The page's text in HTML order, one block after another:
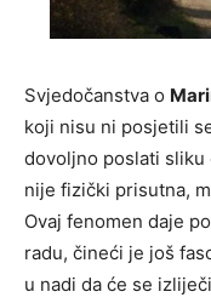
Svjedočanstva o
koji nisu ni posjetili
dovoljno poslati sliku
nije fizički prisutna,
Ovaj fenomen daje
radu, čineći je još
u nadi da će se